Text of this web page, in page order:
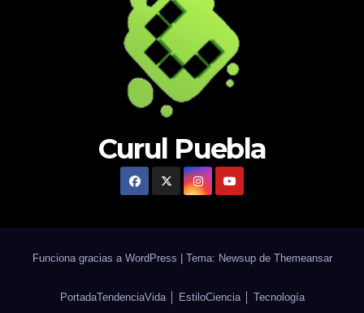
Curul Puebla
Funciona gracias a WordPress Tema: Newsup de Themeansar
PortadaTendenciaVida │ EstiloCiencia │ Tecnología